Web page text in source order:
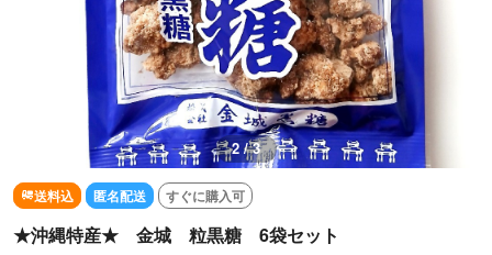
3 / 3
送料込 匿名配送 すぐに購入可
★沖縄特産★ 金城 粒黒糖 6袋セット